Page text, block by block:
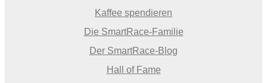
Kaffee spendieren
Die SmartRace-Familie
Der SmartRace-Blog
Hall of Fame